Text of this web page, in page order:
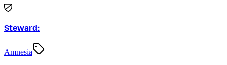
Steward:
Amnesia